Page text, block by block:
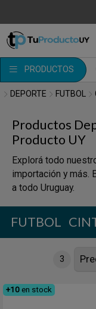
PRODUCTOS
DEPORTE FUTBOL
Productos
Producto UY
Explorá todo
importación y más.
a todo Uruguay.
FUTBOL
3
+10 en stock